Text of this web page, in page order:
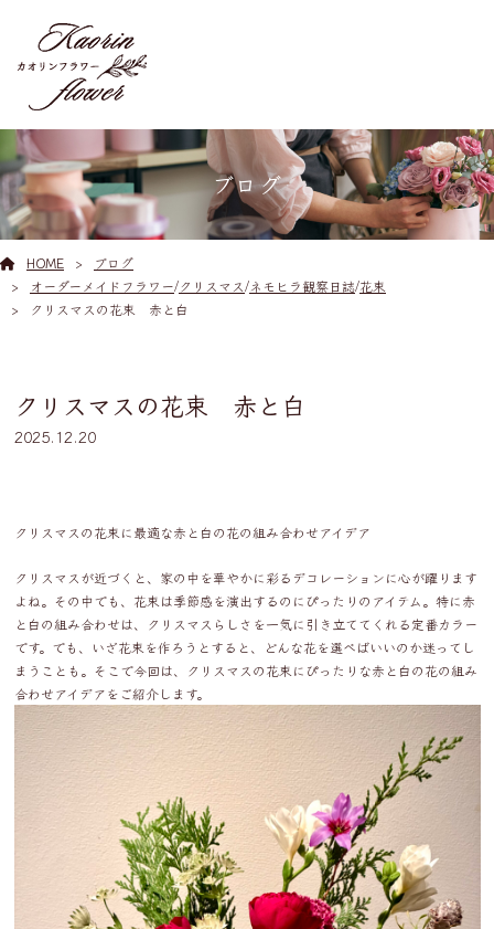
ブログ
HOME
ブログ
オーダーメイドフラワー/クリスマス/ネモヒラ観察日誌/花束
クリスマスの花束 赤と白
クリスマスの花束 赤と白
2025.12.20
クリスマスの花束に最適な赤と白の花の組み合わせアイデア
クリスマスが近づくと、家の中を華やかに彩るデコレーションに心が躍ります
よね。その中でも、花束は季節感を演出するのにぴったりのアイテム。特に赤
と白の組み合わせは、クリスマスらしさを一気に引き立ててくれる定番カラー
です。でも、いざ花束を作ろうとすると、どんな花を選べばいいのか迷ってし
まうことも。そこで今回は、クリスマスの花束にぴったりな赤と白の花の組み
合わせアイデアをご紹介します。